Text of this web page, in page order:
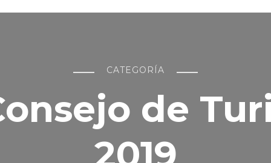
CATEGORÍA
de
2019